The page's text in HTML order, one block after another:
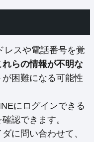
レスや電話番号を覚
れらの情報が不明な
困難になる可能性
にログインできる
認できます。
に問い合わせて、